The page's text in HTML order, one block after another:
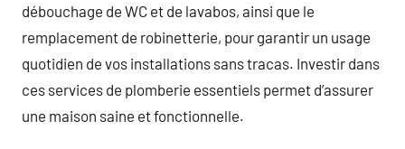
débouchage de WC et de lavabos, ainsi que le
remplacement de robinetterie, pour garantir un usage
quotidien de vos installations sans tracas. Investir dans
ces services de plomberie essentiels permet d’assurer
une maison saine et fonctionnelle.